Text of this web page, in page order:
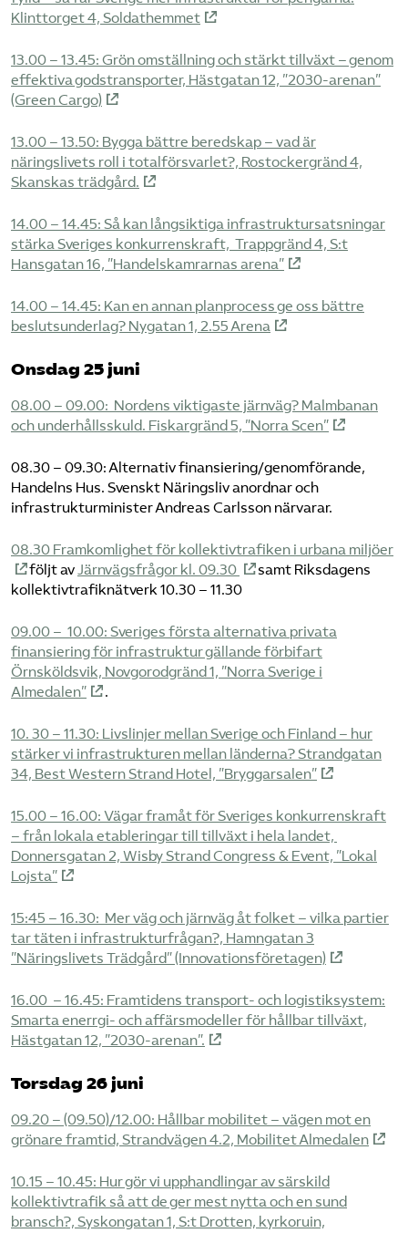
Klinttorget 4, Soldathemmet
13.00 – 13.45: Grön omställning och stärkt tillväxt – genom
effektiva godstransporter, Hästgatan 12, ”2030-arenan”
(Green Cargo)
13.00 – 13.50: Bygga bättre beredskap – vad är
näringslivets roll i totalförsvarlet?, Rostockergränd 4,
Skanskas trädgård.
14.00 – 14.45: Så kan långsiktiga infrastruktursatsningar
stärka Sveriges konkurrenskraft, Trappgränd 4, S:t
Hansgatan 16, ”Handelskamrarnas arena”
14.00 – 14.45: Kan en annan planprocess ge oss bättre
beslutsunderlag? Nygatan 1, 2.55 Arena
Onsdag 25 juni
08.00 – 09.00: ​Nordens viktigaste järnväg? Malmbanan
och underhållsskuld. Fiskargränd 5, ”Norra Scen”
08.30 – 09.30: Alternativ finansiering/genomförande,
Handelns Hus. Svenskt Näringsliv anordnar och
infrastrukturminister Andreas Carlsson närvarar.
08.30 Framkomlighet för kollektivtrafiken i urbana miljöer
följt avJärnvägsfrågor kl. 09.30
samt Riksdagens
kollektivtrafiknätverk 10.30 – 11.30
09.00 – 10.00: Sveriges första alternativa privata
finansiering för infrastruktur gällande förbifart
Örnsköldsvik, Novgorodgränd 1, ”Norra Sverige i
Almedalen”
.
10. 30 – 11.30: Livslinjer mellan Sverige och Finland – hur
stärker vi infrastrukturen mellan länderna? Strandgatan
34, Best Western Strand Hotel, ”Bryggarsalen”
15.00 – 16.00: Vägar framåt för Sveriges konkurrenskraft
– från lokala etableringar till tillväxt i hela landet,
Donnersgatan 2, Wisby Strand Congress & Event, ”Lokal
Lojsta”
15:45 – 16.30: ​Mer väg och järnväg åt folket – vilka partier
tar täten i infrastrukturfrågan?, Hamngatan 3
”Näringslivets Trädgård” (Innovationsföretagen)
16.00 – 16.45: Framtidens transport- och logistiksystem:
Smarta enerrgi- och affärsmodeller för hållbar tillväxt,
Hästgatan 12, ”2030-arenan”.
Torsdag 26 juni
09.20 – (09.50)/12.00: Hållbar mobilitet – vägen mot en
grönare framtid, Strandvägen 4.2, Mobilitet Almedalen
10.15 – 10.45: Hur gör vi upphandlingar av särskild
kollektivtrafik så att de ger mest nytta och en sund
bransch?, Syskongatan 1, S:t Drotten, kyrkoruin,